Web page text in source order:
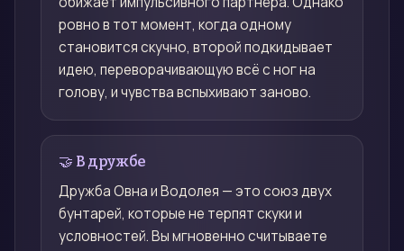
ровно в тот момент, когда одному
становится скучно, второй подкидывает
идею, переворачивающую всё с ног на
голову, и чувства вспыхивают заново.
🤝 В дружбе
Дружба Овна и Водолея — это союз двух
бунтарей, которые не терпят скуки и
условностей. Вы мгновенно считываете